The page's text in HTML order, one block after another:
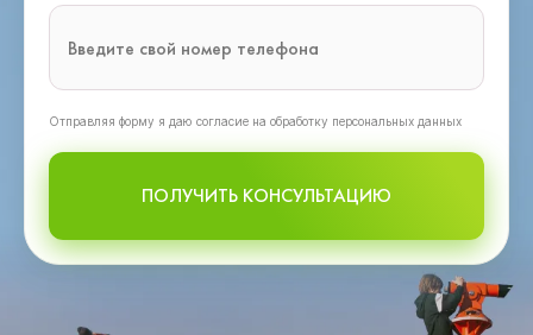
Oтправляя форму я даю согласие на обработку персональных данных
ПОЛУЧИТЬ КОНСУЛЬТАЦИЮ